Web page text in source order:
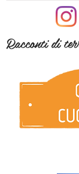
Racconti di